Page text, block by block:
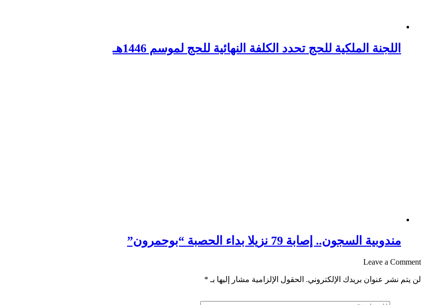
اللجنة الملكية للحج تحدد الكلفة النهائية للحج لموسم 1446هـ
مندوبية السجون.. إصابة 79 نزيلا بداء الحصبة “بوحمرون”
Leave a Comment
لن يتم نشر عنوان بريدك الإلكتروني. الحقول الإلزامية مشار إليها بـ *